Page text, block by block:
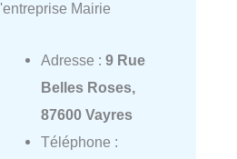
l'entreprise Mairie
Adresse : 9 Rue
Belles Roses,
87600 Vayres
Téléphone :